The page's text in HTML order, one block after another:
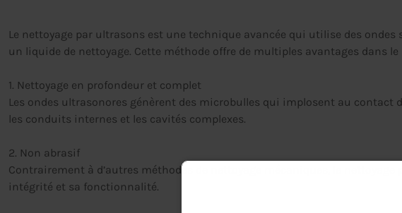
Le nettoyage par ultrasons est une technique avancée qui utilise des
un liquide de nettoyage. Cette méthode offre de multiples avantages dans
1. Nettoyage en profondeur et complet
Les ondes ultrasonores génèrent des microbulles qui implosent au
les conduits internes et les cavités complexes.
2. Non abrasif
Contrairement à d’autres méthodes de nettoyage mécaniques, le
intégrité et sa fonctionnalité.